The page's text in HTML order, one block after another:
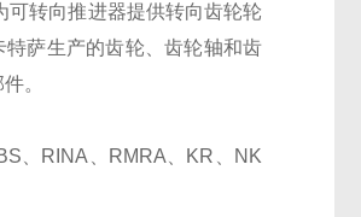
可转向推进器提供转向齿轮轮
萨生产的齿轮、齿轮轴和齿
。
、RINA、RMRA、KR、NK